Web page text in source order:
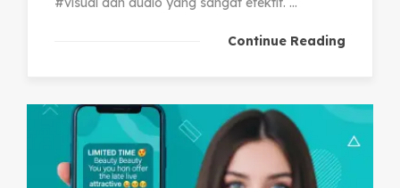
Continue Reading